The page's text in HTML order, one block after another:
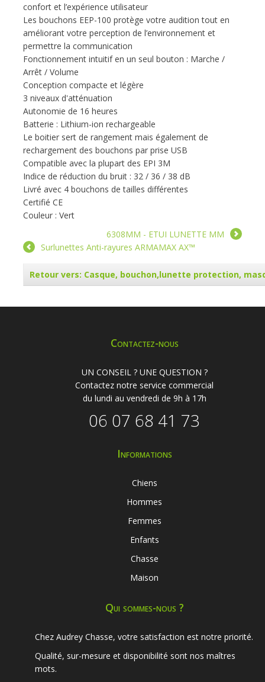
confort et l’expérience utilisateur
Les bouchons EEP-100 protège votre audition tout en
améliorant votre perception de l’environnement et
permettre la communication
Fonctionnement intuitif en un seul bouton : Marche /
Arrêt / Volume
Conception compacte et légère
3 niveaux d'atténuation
Autonomie de 16 heures
Batterie : Lithium-ion rechargeable
Le boitier sert de rangement mais également de
rechargement des bouchons par prise USB
Compatible avec la plupart des EPI 3M
Indice de réduction du bruit : 32 / 36 / 38 dB
Livré avec 4 bouchons de tailles différentes
Certifié CE
Couleur : Vert
6308MM - ETUI LUNETTE MM
Surlunettes Anti-rayures ARMAMAX AX™
Retour vers: Casque, bouchon,lunette protection,
Contactez-nous
UN CONSEIL ? UNE QUESTION ?
Contactez notre service commercial
du lundi au vendredi de 9h à 17h
06 07 68 41 73
Informations
Chiens
Hommes
Femmes
Enfants
Chasse
Maison
Qui sommes-nous ?
Chez Audrey Chasse, votre satisfaction est notre priorité.
Qualité, sur-mesure et disponibilité sont nos maîtres
mots.